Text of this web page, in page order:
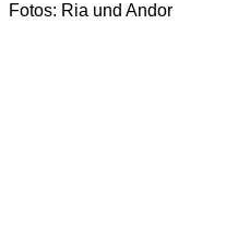
Fotos: Ria und Andor